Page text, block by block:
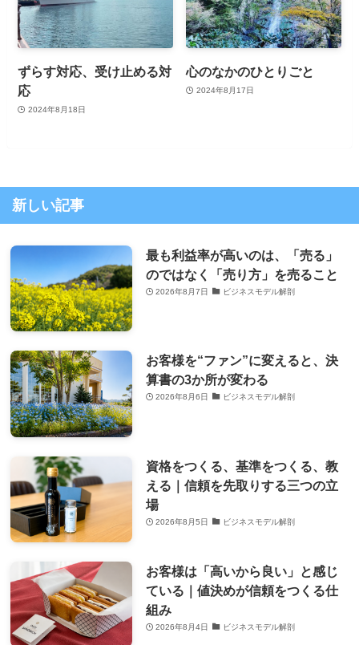
ずらす対応、受け止める対
応
2024年8月18日
心のなかのひとりごと
2024年8月17日
新しい記事
最も利益率が高いのは、「売る」
のではなく「売り方」を売ること
2026年8月7日 ビジネスモデル解剖
お客様を“ファン”に変えると、決
算書の3か所が変わる
2026年8月6日 ビジネスモデル解剖
資格をつくる、基準をつくる、教
える｜信頼を先取りする三つの立
場
2026年8月5日 ビジネスモデル解剖
お客様は「高いから良い」と感じ
ている｜値決めが信頼をつくる仕
組み
2026年8月4日 ビジネスモデル解剖